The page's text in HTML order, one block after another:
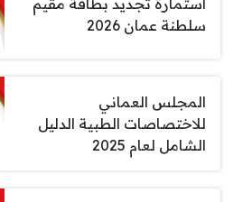
استمارة تجديد بطاقة مقيم
سلطنة عمان 2026
المجلس العماني
للاختصاصات الطبية الدليل
الشامل لعام 2025